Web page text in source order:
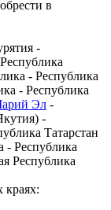
в
-
- Республика
- Республика
Эл -
-
Татарстан
- Республика
Республика
краях: